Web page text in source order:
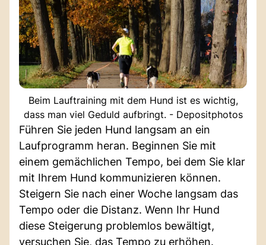
Beim Lauftraining mit dem Hund ist es wichtig,
dass man viel Geduld aufbringt. - Depositphotos
Führen Sie jeden Hund langsam an ein
Laufprogramm heran. Beginnen Sie mit
einem gemächlichen Tempo, bei dem Sie klar
mit Ihrem Hund kommunizieren können.
Steigern Sie nach einer Woche langsam das
Tempo oder die Distanz. Wenn Ihr Hund
diese Steigerung problemlos bewältigt,
versuchen Sie, das Tempo zu erhöhen.